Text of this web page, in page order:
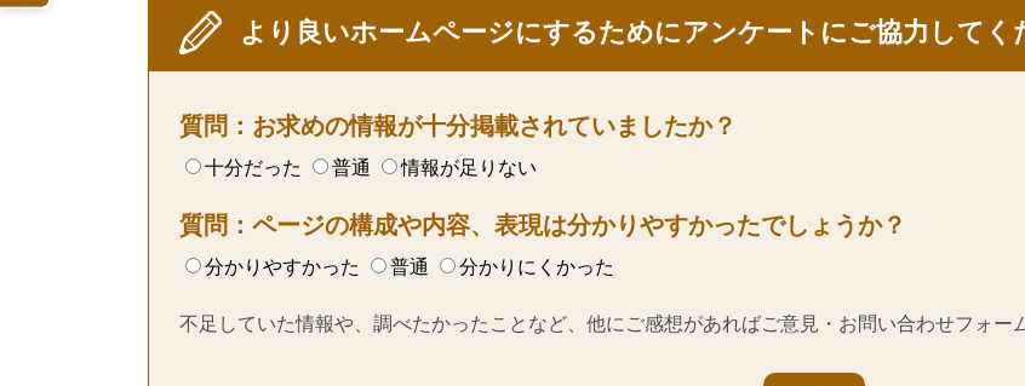
より良いホームページにするためにアンケートにご協力してく
質問：お求めの情報が十分掲載されていましたか？
十分だった 普通 情報が足りない
質問：ページの構成や内容、表現は分かりやすかったでしょうか？
分かりやすかった 普通 分かりにくかった
不足していた情報や、調べたかったことなど、他にご感想があればご意見・お問い合わせフォー